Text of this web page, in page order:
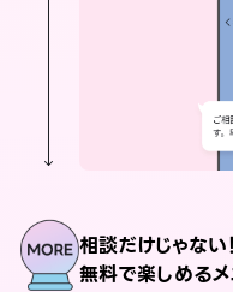
相談だけじゃない！
無料で楽しめる